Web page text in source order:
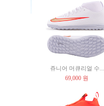
쥬니어 머큐리얼 수...
69,000 원